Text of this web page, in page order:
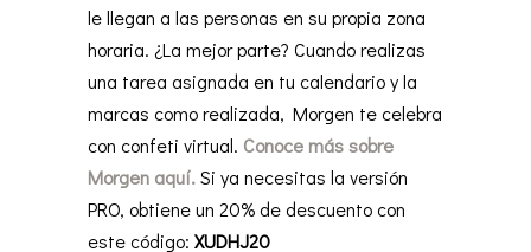
le llegan a las personas en su propia zona
horaria. ¿La mejor parte? Cuando realizas
una tarea asignada en tu calendario y la
marcas como realizada, Morgen te celebra
con confeti virtual. Conoce más sobre
Morgen aquí.Si ya necesitas la versión
PRO, obtiene un 20% de descuento con
este código: XUDHJ20